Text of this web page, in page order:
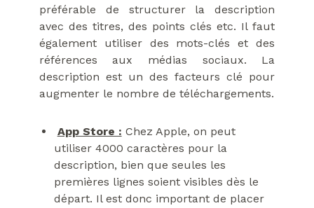
préférable de structurer la description
avec des titres, des points clés etc. Il faut
également utiliser des mots-clés et des
références aux médias sociaux. La
description est un des facteurs clé pour
augmenter le nombre de téléchargements.
App Store : Chez Apple, on peut
utiliser 4000 caractères pour la
description, bien que seules les
premières lignes soient visibles dès le
départ. Il est donc important de placer